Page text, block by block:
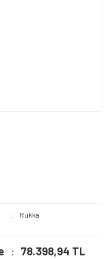
Rukka
78.398,94 TL